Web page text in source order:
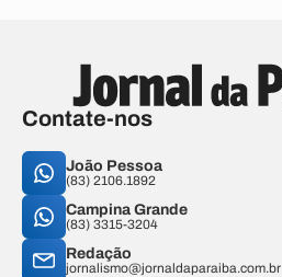
Contate-nos
João Pessoa
(83) 2106.1892
Campina Grande
(83) 3315-3204
Redação
jornalismo@jornaldaparaiba.com.br